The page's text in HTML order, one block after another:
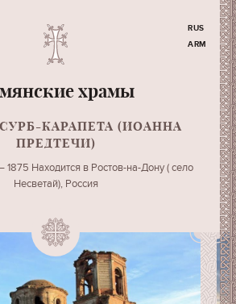
RUS
ARM
храмы
КАРАПЕТА (ИОАННА
ПРЕДТЕЧИ)
1875 Находится в Ростов-на-Дону ( село
Несветай), Россия